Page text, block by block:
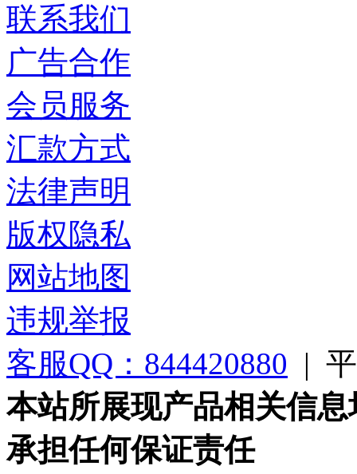
联系我们
广告合作
会员服务
汇款方式
法律声明
版权隐私
网站地图
违规举报
客服QQ：844420880 |
本站所展现产品相关信
承担任何保证责任